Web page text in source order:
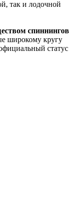
так и лодочной
спиннингов
широкому кругу
статус